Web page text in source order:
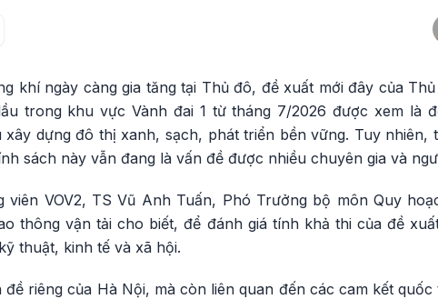
khí ngày càng gia tăng tại Thủ đô, đề xuất mới đây của
trong khu vực Vành đai 1 từ tháng 7/2026 được xem là
xây dựng đô thị xanh, sạch, phát triển bền vững. Tuy nhiên,
sách này vẫn đang là vấn đề được nhiều chuyên gia và
viên VOV2, TS Vũ Anh Tuấn, Phó Trưởng bộ môn Quy
thông vận tải cho biết, để đánh giá tính khả thi của đề
thuật, kinh tế và xã hội.
riêng của Hà Nội, mà còn liên quan đến các cam kết quốc